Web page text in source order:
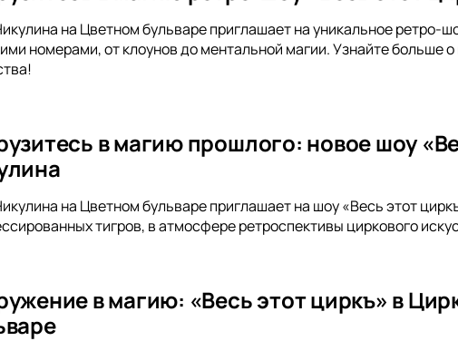
на Цветном бульваре приглашает на уникальное ретро-
номерами, от клоунов до ментальной магии. Узнайте больше
в магию прошлого: новое шоу
на Цветном бульваре приглашает на шоу «Весь этот
тигров, в атмосфере ретроспективы циркового
в магию: «Весь этот циркъ» в